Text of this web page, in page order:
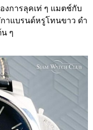
งการลุคเท่ ๆ แมตช์กับ
าแบรนด์หรูโทนขาว ดำ
ๆ